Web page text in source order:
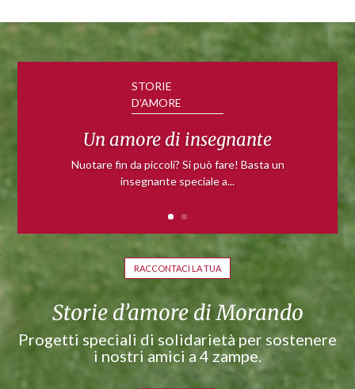
Un amore di insegnante
Nuotare fin da piccoli? Si può fare! Basta un
insegnante speciale a...
RACCONTACI LA TUA
Storie d’amore di Morando
Progetti speciali di solidarietà per sostenere
i nostri amici a 4 zampe.